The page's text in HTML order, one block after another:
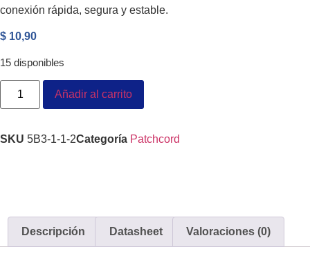
conexión rápida, segura y estable.
$ 10,90
15 disponibles
Añadir al carrito
SKU 5B3-1-1-2Categoría Patchcord
Descripción Datasheet Valoraciones (0)